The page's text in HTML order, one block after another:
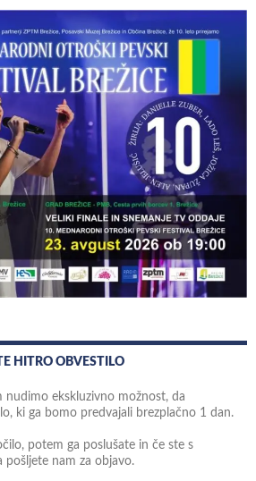
HITRO OBVESTILO
nudimo ekskluzivno možnost, da
ki ga bomo predvajali brezplačno 1 dan.
potem ga poslušate in če ste s
pošljete nam za objavo.